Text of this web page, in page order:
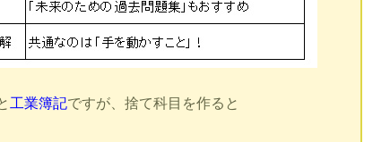
工業簿記ですが、捨て科目を作ると